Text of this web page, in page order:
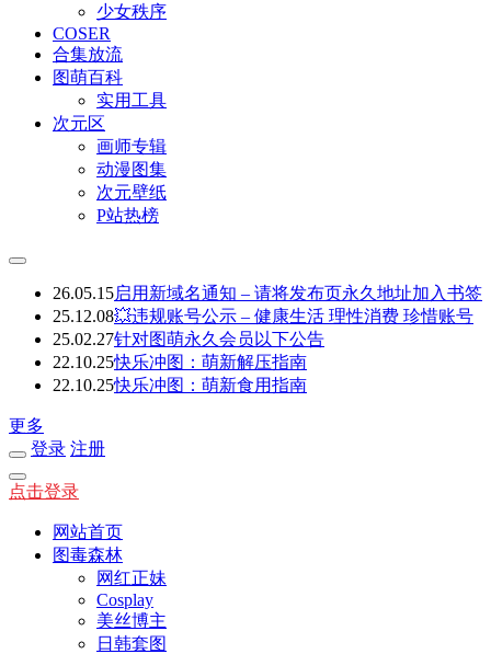
少女秩序
COSER
合集放流
图萌百科
实用工具
次元区
画师专辑
动漫图集
次元壁纸
P站热榜
26.05.15启用新域名通知 – 请将发布页永久地址加入书签
25.12.08💥违规账号公示 – 健康生活 理性消费 珍惜账号
25.02.27针对图萌永久会员以下公告
22.10.25快乐冲图：萌新解压指南
22.10.25快乐冲图：萌新食用指南
更多
登录 注册
点击登录
网站首页
图毒森林
网红正妹
Cosplay
美丝博主
日韩套图